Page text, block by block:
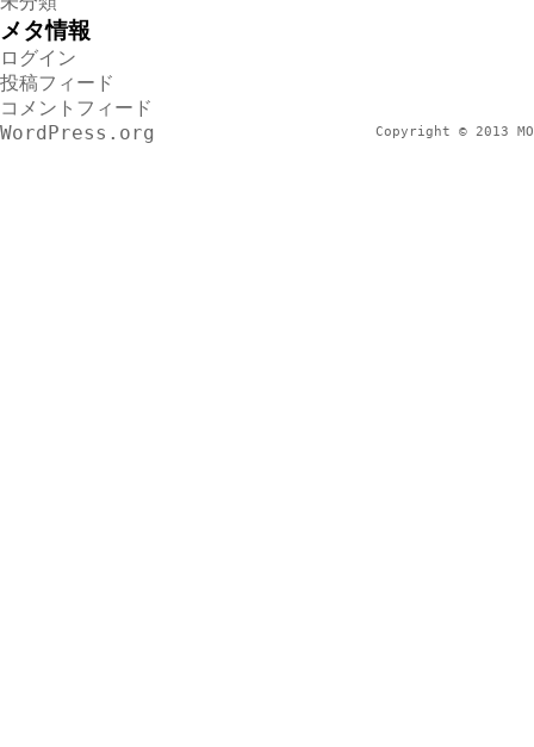
メタ情報
ログイン
投稿フィード
コメントフィード
WordPress.org
Copyright © 2013